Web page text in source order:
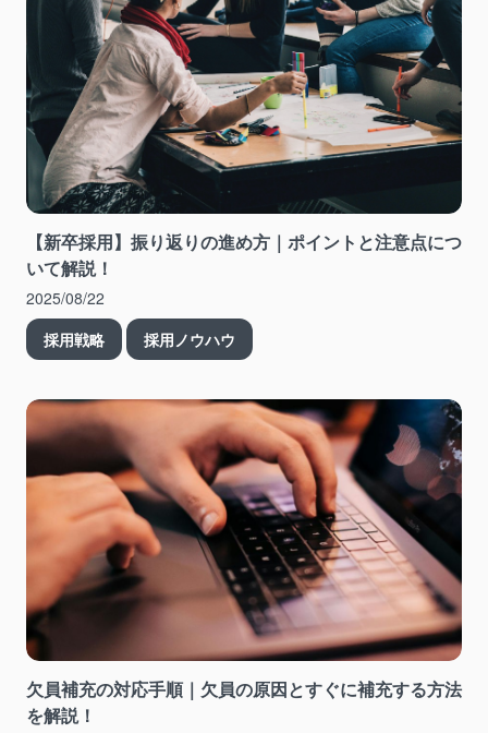
【新卒採用】振り返りの進め方｜ポイントと注意点につ
いて解説！
2025/08/22
採用戦略
採用ノウハウ
欠員補充の対応手順｜欠員の原因とすぐに補充する方法
を解説！